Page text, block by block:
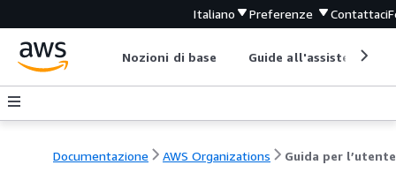
Italiano Preferenze Contattaci
Nozioni di base Guide all'assistenza
Documentazione AWS Organizations Guida per l’utente